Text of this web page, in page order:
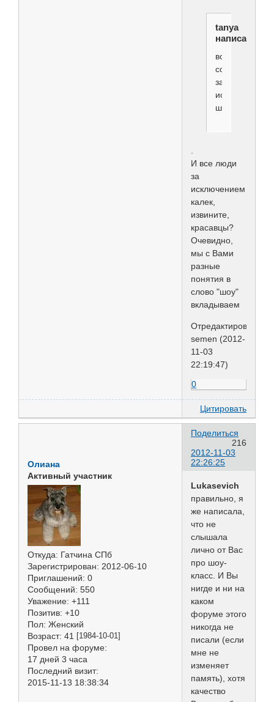
tanya
написал(а):
все
собаки
за
шоу
И все люди
за
исключением
калек,
извините,
красавцы?
Очевидно,
мы с Вами
разные
понятия в
слово "шоу"
вкладываем
Отредактировано
semen (2012-
11-03
22:19:47)
0
Цитировать
Поделиться
216
2012-11-03
22:26:25
Олиана
Активный участник
Откуда: Гатчина СПб
Зарегистрирован: 2012-06-10
Приглашений: 0
Сообщений: 550
Уважение: +111
Позитив: +10
Пол: Женский
Возраст: 41 [1984-10-01]
Провел на форуме:
17 дней 3 часа
Последний визит:
2015-11-13 18:38:34
Lukasevich
правильно, я
же написала,
что не
слышала
лично от Вас
про шоу-
класс. И Вы
нигде и ни на
каком
форуме этого
никогда не
писали (если
мне не
изменяет
память), хотя
качество